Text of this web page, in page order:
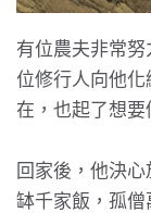
有位農夫非常
位修行人向他
在，也起了想要
回家後，他決
缽千家飯，孤